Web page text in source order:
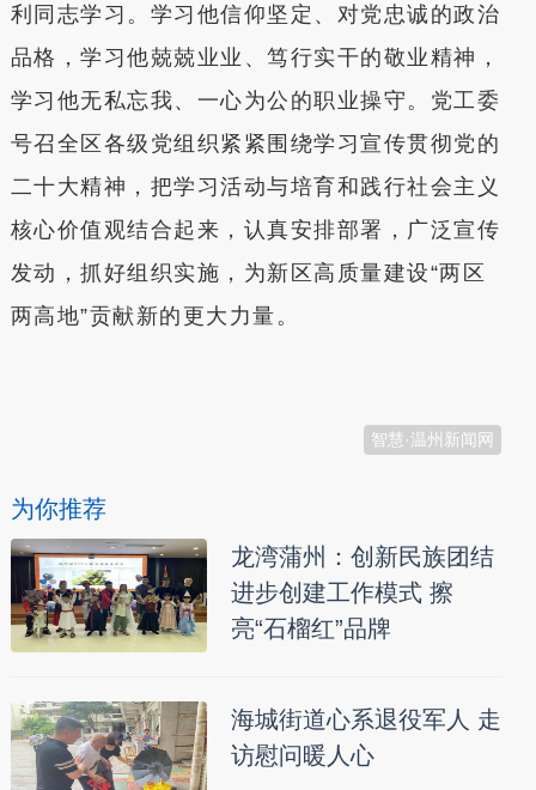
利同志学习。学习他信仰坚定、对党忠诚的政治
品格，学习他兢兢业业、笃行实干的敬业精神，
学习他无私忘我、一心为公的职业操守。党工委
号召全区各级党组织紧紧围绕学习宣传贯彻党的
二十大精神，把学习活动与培育和践行社会主义
核心价值观结合起来，认真安排部署，广泛宣传
发动，抓好组织实施，为新区高质量建设“两区
两高地”贡献新的更大力量。
智慧·温州新闻网
为你推荐
龙湾蒲州：创新民族团结
进步创建工作模式 擦
亮“石榴红”品牌
海城街道心系退役军人 走
访慰问暖人心